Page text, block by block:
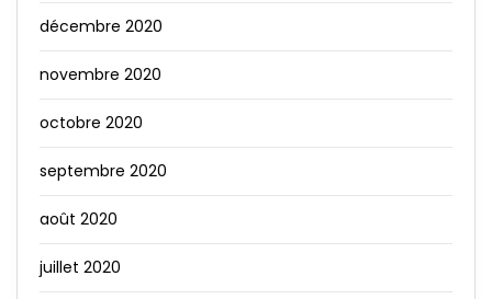
décembre 2020
novembre 2020
octobre 2020
septembre 2020
août 2020
juillet 2020